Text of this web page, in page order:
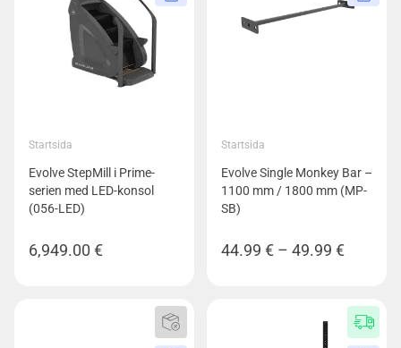
Startsida
Evolve StepMill i Prime-
serien med LED-konsol
(056-LED)
6,949.00 €
Startsida
Evolve Single Monkey Bar –
1100 mm / 1800 mm (MP-
SB)
44.99 € – 49.99 €
49.99 €